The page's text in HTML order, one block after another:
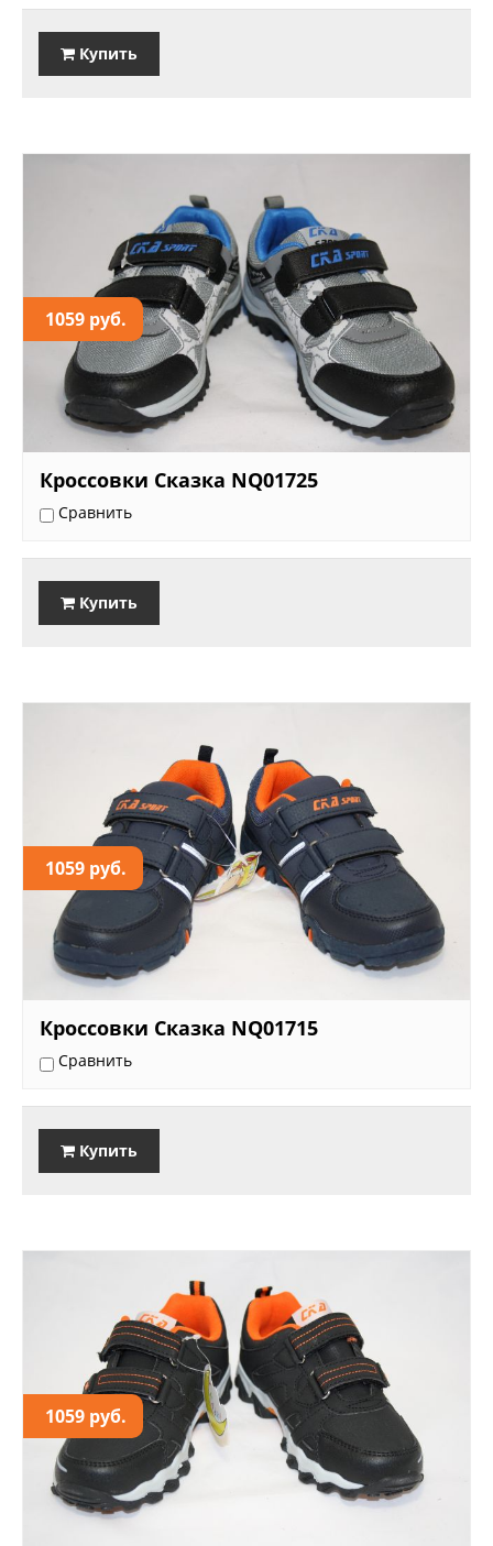
Купить
1059 руб.
Кроссовки Сказка NQ01725
Сравнить
Купить
1059 руб.
Кроссовки Сказка NQ01715
Сравнить
Купить
1059 руб.